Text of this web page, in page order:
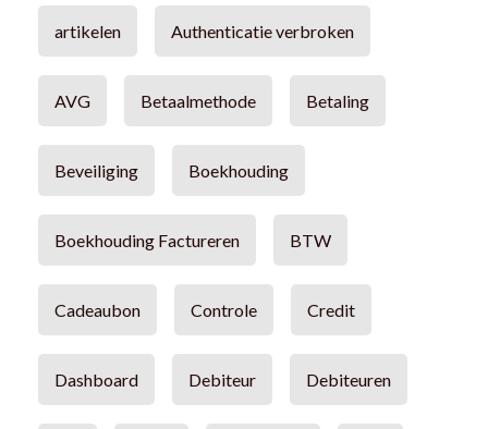
artikelen Authenticatie verbroken
AVG Betaalmethode Betaling
Beveiliging Boekhouding
Boekhouding Factureren BTW
Cadeaubon Controle Credit
Dashboard Debiteur Debiteuren